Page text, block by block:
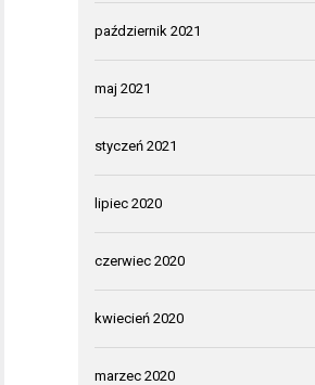
październik 2021
maj 2021
styczeń 2021
lipiec 2020
czerwiec 2020
kwiecień 2020
marzec 2020